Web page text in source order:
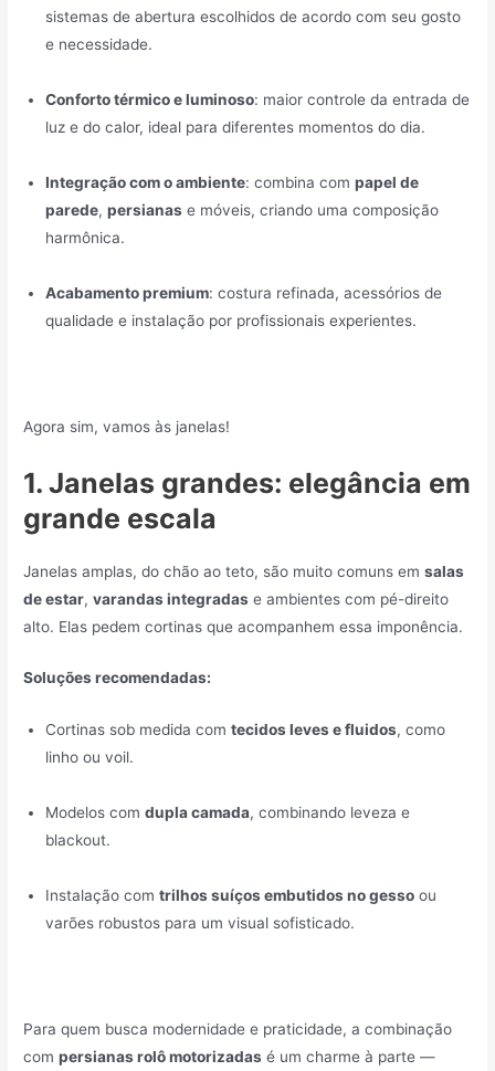
sistemas de abertura escolhidos de acordo com seu gosto
e necessidade.
Conforto térmico e luminoso: maior controle da entrada de
luz e do calor, ideal para diferentes momentos do dia.
Integração com o ambiente: combina compapel de
parede,persianas e móveis, criando uma composição
harmônica.
Acabamento premium: costura refinada, acessórios de
qualidade e instalação por profissionais experientes.
Agora sim, vamos às janelas!
1. Janelas grandes: elegância em
grande escala
Janelas amplas, do chão ao teto, são muito comuns emsalas
de estar,varandas integradas e ambientes com pé-direito
alto. Elas pedem cortinas que acompanhem essa imponência.
Soluções recomendadas:
Cortinas sob medida comtecidos leves e fluidos, como
linho ou voil.
Modelos comdupla camada, combinando leveza e
blackout.
Instalação comtrilhos suíços embutidos no gesso ou
varões robustos para um visual sofisticado.
Para quem busca modernidade e praticidade, a combinação
compersianas rolô motorizadas é um charme à parte —